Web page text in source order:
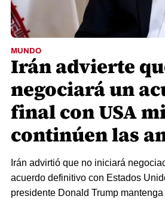
MUNDO
Irán advierte
negociará un
final con USA
continúen las
Irán advirtió que no iniciará
acuerdo definitivo con Estados
presidente Donald Trump